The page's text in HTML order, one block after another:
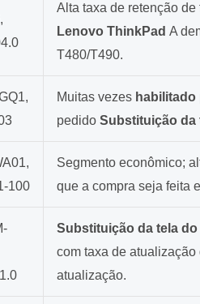
Alta taxa de retenção de
Lenovo ThinkPad A
T480/T490.
Muitas vezes habilitado
pedido Substituição da
100
Segmento econômico;
que a compra seja feita
Substituição da tela
com taxa de
atualização.